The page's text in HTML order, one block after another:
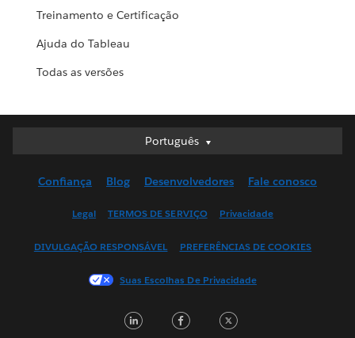
Treinamento e Certificação
Ajuda do Tableau
Todas as versões
Português
Português
English (UK)
Français (Canada)
日本語
Confiança Blog Desenvolvedores Fale conosco
Legal TERMOS DE SERVIÇO Privacidade
DIVULGAÇÃO RESPONSÁVEL PREFERÊNCIAS DE COOKIES
Suas Escolhas De Privacidade
LinkedInFacebook